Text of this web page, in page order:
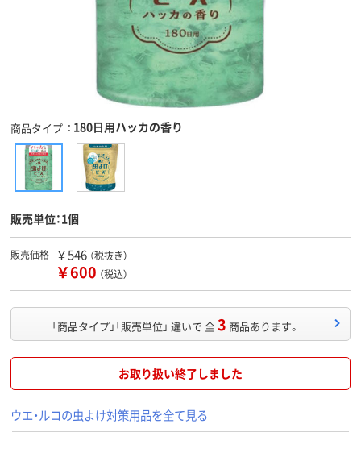
商品タイプ 180日用ハッカの香り
販売単位：1個
販売価格 ￥546 （税抜き）
￥600 （税込）
「商品タイプ」「販売単位」 違いで 全3 商品あります。
お取り扱い終了しました
ウエ・ルコの虫よけ対策用品を全て見る